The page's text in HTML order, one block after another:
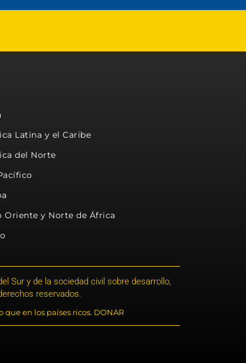
Latina y el Caribe
del Norte
Oriente y Norte de África
Sur y de la sociedad civil sobre desarrollo,
reservados.
en los países ricos. DONAR